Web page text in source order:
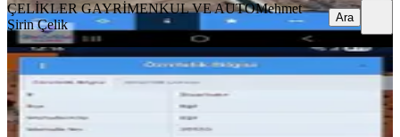
ÇELİKLER GAYRİMENKUL VE AUTOMehmet
Şirin Çelik
Ara
TAKASLI
Eğil Ziyarete Yekın Müstakil Elektirik
Yol Mevcut Satılık3,5dönm
Eğil, Döşemeler Mahallesi